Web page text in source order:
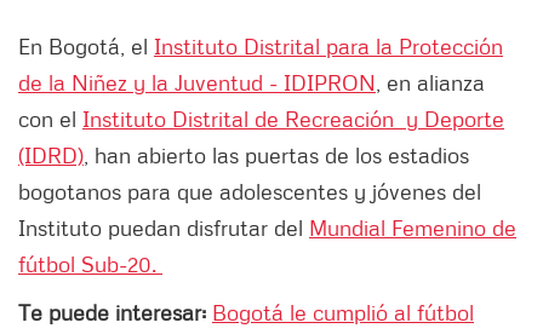
En Bogotá, el Instituto Distrital para la Protección
de la Niñez y la Juventud - IDIPRON , en alianza
con el Instituto Distrital de Recreación y Deporte
(IDRD) , han abierto las puertas de los estadios
bogotanos para que adolescentes y jóvenes del
Instituto puedan disfrutar del Mundial Femenino de
fútbol Sub-20.
Te puede interesar: Bogotá le cumplió al fútbol